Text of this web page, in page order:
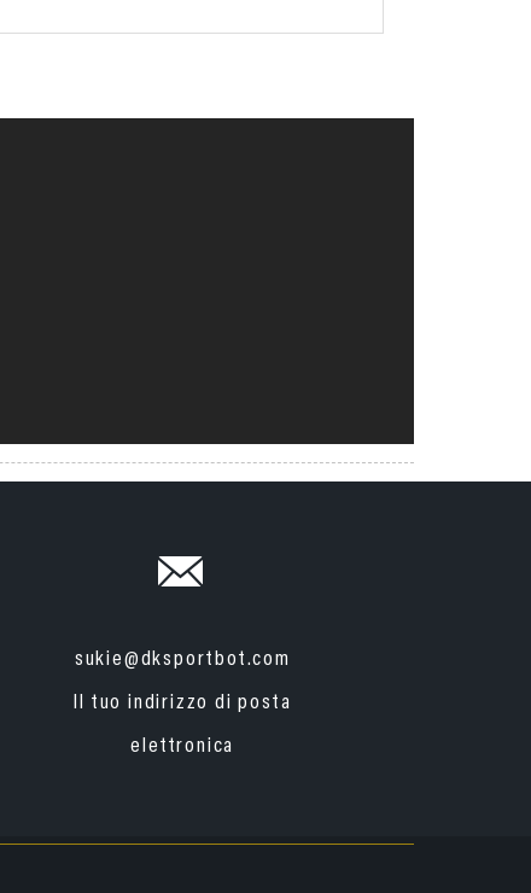
sukie@dksportbot.com
Il tuo indirizzo di posta
elettronica